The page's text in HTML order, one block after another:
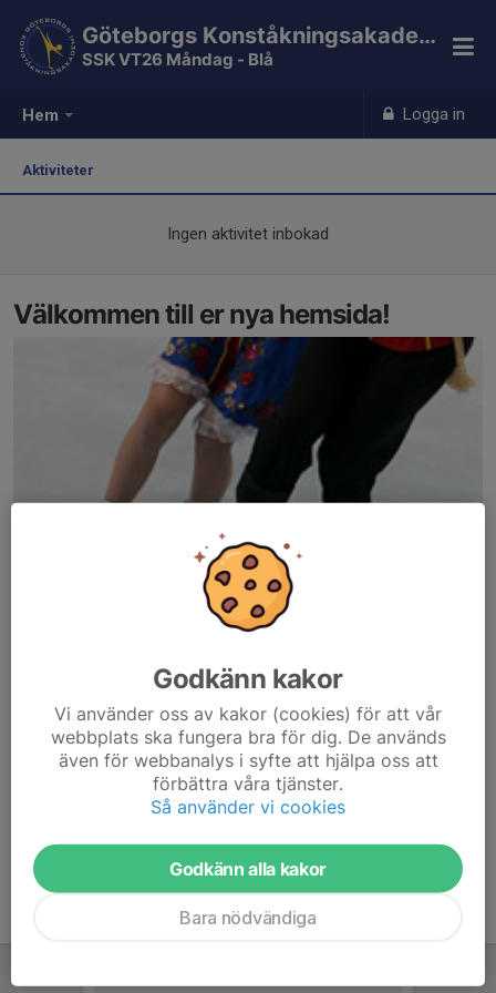
Hem Logga in
Göteborgs Konståkningsakademi
SSK VT26 Måndag - Blå
Aktiviteter
Ingen aktivitet inbokad
Välkommen till er nya hemsida!
Här hamnar automatiskt de senaste nyheterna på hemsidan. För
att kunna börja administrera hemsidan loggar du in högst upp till
höger.
Godkänn kakor
Vi använder oss av kakor (cookies) för att vår
webbplats ska fungera bra för dig. De används
även för webbanalys i syfte att hjälpa oss att
förbättra våra tjänster.
Så använder vi cookies
Godkänn alla kakor
Bara nödvändiga